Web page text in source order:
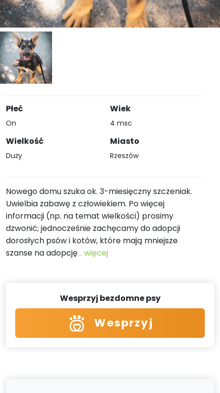
Płeć
On
Wielkość
Duży
Wiek
4 msc
Miasto
Rzeszów
Nowego domu szuka ok. 3-miesięczny szczeniak.
Uwielbia zabawę z człowiekiem. Po więcej
informacji (np. na temat wielkości) prosimy
dzwonić; jednocześnie zachęcamy do adopcji
dorosłych psów i kotów, które mają mniejsze
szanse na adopcję... więcej
Wesprzyj bezdomne psy
Wesprzyj